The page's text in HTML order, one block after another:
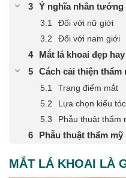
Ý nghĩa nhân tướng
Đối với nữ giới
Đối với nam giới
Mắt lá khoai đẹp
Cách cải thiện
Trang điểm mắt
Lựa chọn kiểu
Phẫu thuật thẩm
Phẫu thuật thẩm
MẮT LÁ KHOAI LÀ